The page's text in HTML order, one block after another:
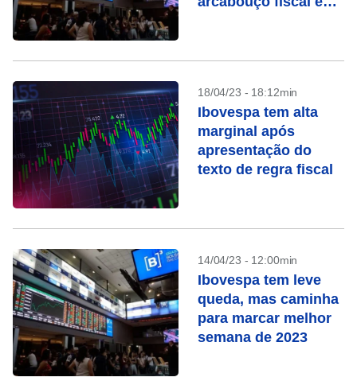
18/04/23 - 18:12min
Ibovespa tem alta
marginal após
apresentação do
texto de regra fiscal
14/04/23 - 12:00min
Ibovespa tem leve
queda, mas caminha
para marcar melhor
semana de 2023